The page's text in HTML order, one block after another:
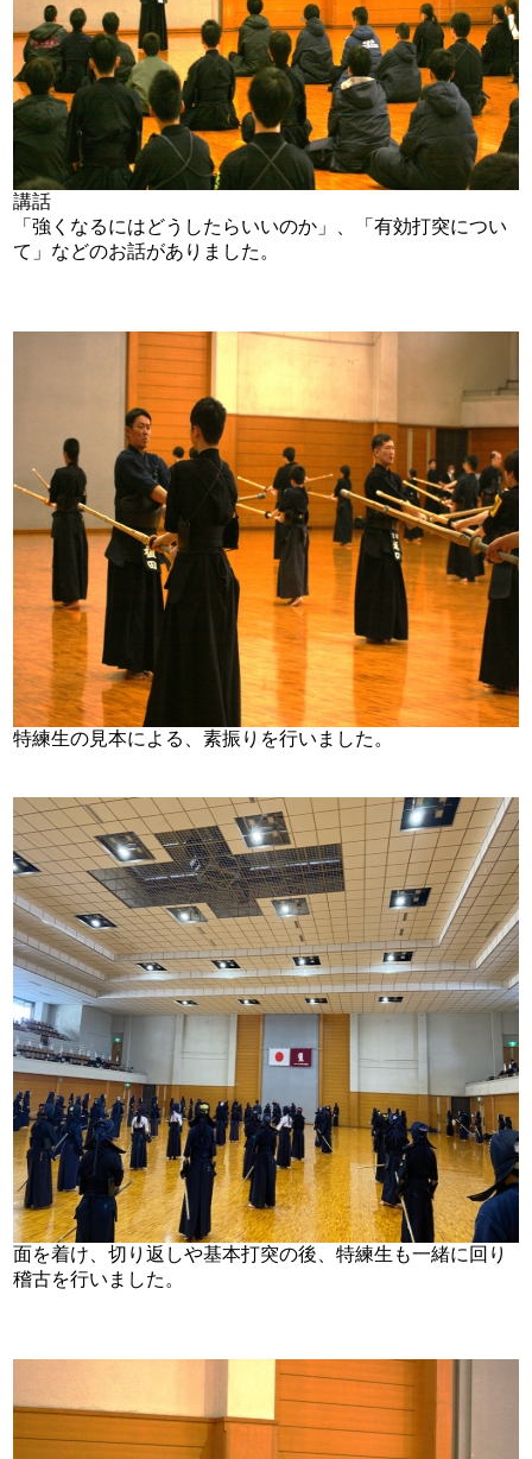
講話
「強くなるにはどうしたらいいのか」、「有効打突につい
て」などのお話がありました。
特練生の見本による、素振りを行いました。
面を着け、切り返しや基本打突の後、特練生も一緒に回り
稽古を行いました。